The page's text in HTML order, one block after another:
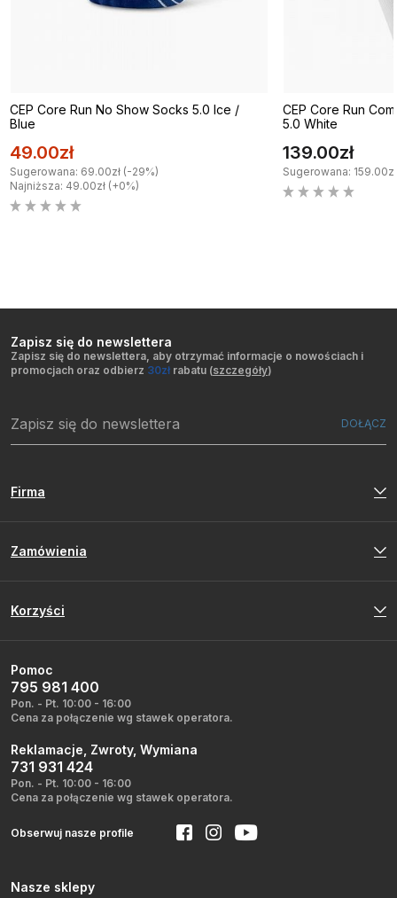
CEP Core Run No Show Socks 5.0 Ice /
Blue
49.00zł
Sugerowana: 69.00zł (-29%)
Najniższa: 49.00zł (+0%)
CEP Core Run
5.0 White
139.00zł
Sugerowana:
Zapisz się do newslettera
Zapisz się do newslettera, aby otrzymać informacje o nowościach i
promocjach oraz odbierz 30zł rabatu (szczegóły)
Firma
Zamówienia
Korzyści
Pomoc
795 981 400
Pon. - Pt. 10:00 - 16:00
Cena za połączenie wg stawek operatora.
Reklamacje, Zwroty, Wymiana
731 931 424
Pon. - Pt. 10:00 - 16:00
Cena za połączenie wg stawek operatora.
Obserwuj nasze profile
Nasze sklepy